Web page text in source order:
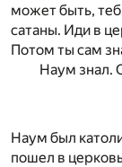
может быть,
сатаны. Иди в
Потом ты сам
Наум знал.
Наум был
пошел в